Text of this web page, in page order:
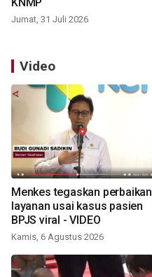
Jumat, 31 Juli 2026
Video
Menkes tegaskan perbaikan
layanan usai kasus pasien
BPJS viral - VIDEO
Kamis, 6 Agustus 2026